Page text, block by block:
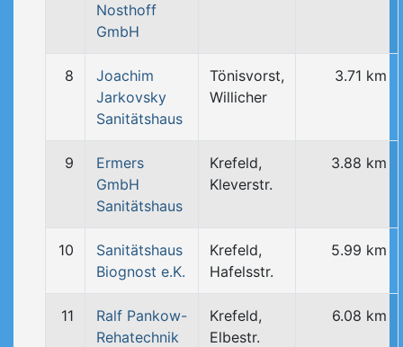
Nosthoff
GmbH
8
Joachim
Jarkovsky
Sanitätshaus
Tönisvorst,
Willicher
3.71 km
9
Ermers
GmbH
Sanitätshaus
Krefeld,
Kleverstr.
3.88 km
10
Sanitätshaus
Biognost e.K.
Krefeld,
Hafelsstr.
5.99 km
11
Ralf Pankow-
Rehatechnik
Krefeld,
Elbestr.
6.08 km